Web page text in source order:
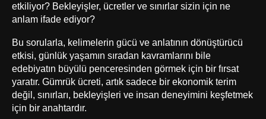
etkiliyor? Bekleyişler, ücretler ve sınırlar sizin için ne
anlam ifade ediyor?
Bu sorularla, kelimelerin gücü ve anlatının dönüştürücü
etkisi, günlük yaşamın sıradan kavramlarını bile
edebiyatın büyülü penceresinden görmek için bir fırsat
yaratır. Gümrük ücreti, artık sadece bir ekonomik terim
değil, sınırları, bekleyişleri ve insan deneyimini keşfetmek
için bir anahtardır.